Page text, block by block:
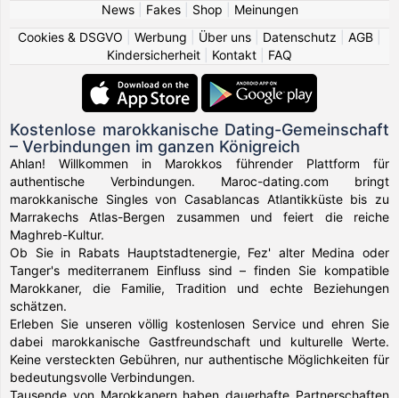
News| Fakes| Shop
Meinungen
Cookies & DSGVO
Werbung Über uns Datenschutz AGB
Kindersicherheit
Kontakt FAQ
Kostenlose marokkanische Dating-Gemeinschaft
– Verbindungen im ganzen Königreich
Ahlan! Willkommen in Marokkos führender Plattform für
authentische Verbindungen. Maroc-dating.com bringt
marokkanische Singles von Casablancas Atlantikküste bis zu
Marrakechs Atlas-Bergen zusammen und feiert die reiche
Maghreb-Kultur.
Ob Sie in Rabats Hauptstadtenergie, Fez' alter Medina oder
Tanger's mediterranem Einfluss sind – finden Sie kompatible
Marokkaner, die Familie, Tradition und echte Beziehungen
schätzen.
Erleben Sie unseren völlig kostenlosen Service und ehren Sie
dabei marokkanische Gastfreundschaft und kulturelle Werte.
Keine versteckten Gebühren, nur authentische Möglichkeiten für
bedeutungsvolle Verbindungen.
Tausende von Marokkanern haben dauerhafte Partnerschaften